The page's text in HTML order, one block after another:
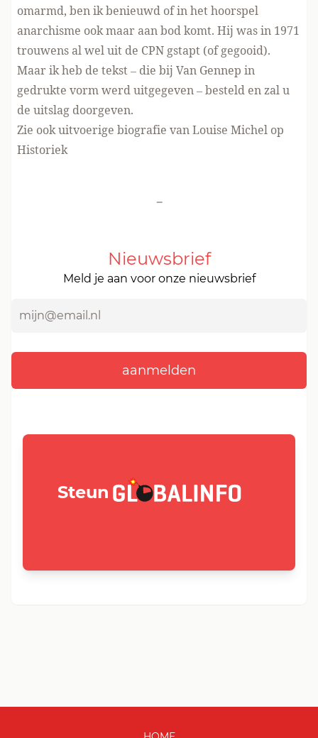
omarmd, ben ik benieuwd of in het hoorspel
anarchisme ook maar aan bod komt. Hij was in 1971
trouwens al wel uit de CPN gstapt (of gegooid).
Maar ik heb de tekst – die bij Van Gennep in
gedrukte vorm werd uitgegeven – besteld en zal u
de uitslag doorgeven.
Zie ook uitvoerige biografie van Louise Michel op
Historiek
-
Nieuwsbrief
Meld je aan voor onze nieuwsbrief
Steun GLOBALINFO.nl